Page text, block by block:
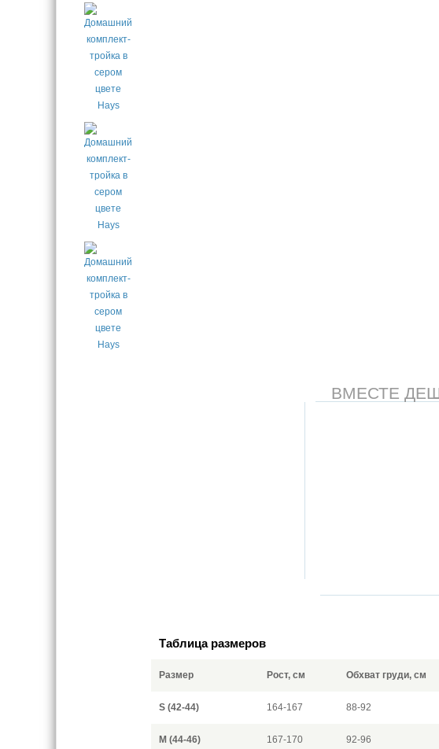
ВМЕСТЕ
Таблица размеров
Размер Рост, см Обхват груди, см
S (42-44) 164-167 88-92
M (44-46) 167-170 92-96